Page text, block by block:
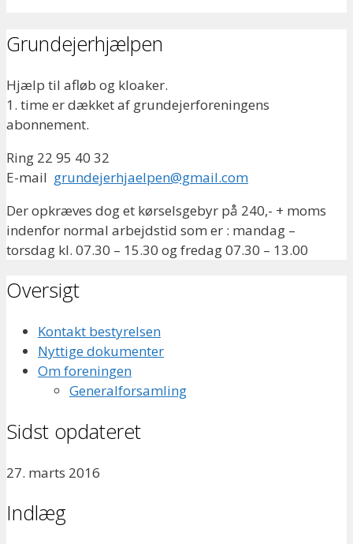
Grundejerhjælpen
Hjælp til afløb og kloaker.
1. time er dækket af grundejerforeningens
abonnement.
Ring 22 95 40 32
E-mail grundejerhjaelpen@gmail.com
Der opkræves dog et kørselsgebyr på 240,- + moms
indenfor normal arbejdstid som er : mandag –
torsdag kl. 07.30 – 15.30 og fredag 07.30 – 13.00
Oversigt
Kontakt bestyrelsen
Nyttige dokumenter
Om foreningen
Generalforsamling
Sidst opdateret
27. marts 2016
Indlæg